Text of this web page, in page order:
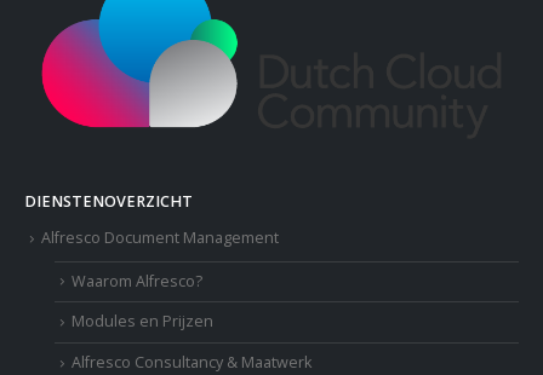
DIENSTENOVERZICHT
Alfresco Document Management
Waarom Alfresco?
Modules en Prijzen
Alfresco Consultancy & Maatwerk